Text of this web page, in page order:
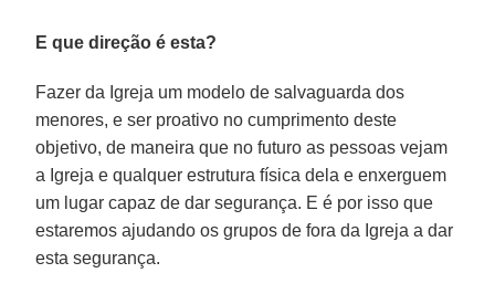
E que direção é esta?
Fazer da Igreja um modelo de salvaguarda dos
menores, e ser proativo no cumprimento deste
objetivo, de maneira que no futuro as pessoas vejam
a Igreja e qualquer estrutura física dela e enxerguem
um lugar capaz de dar segurança. E é por isso que
estaremos ajudando os grupos de fora da Igreja a dar
esta segurança.